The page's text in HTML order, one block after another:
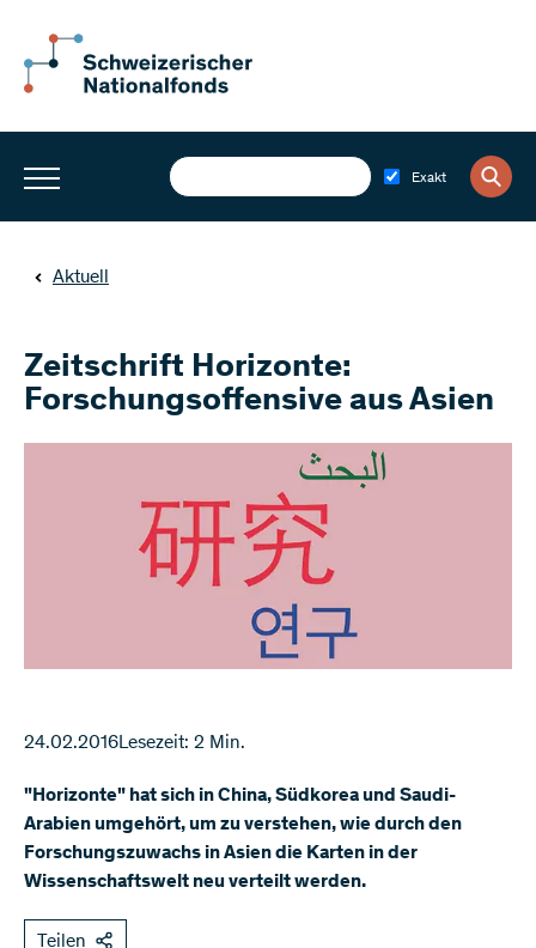
Exakt
Aktuell
Zeitschrift Horizonte:
Forschungsoffensive aus Asien
24.02.2016Lesezeit: 2 Min.
"Horizonte" hat sich in China, Südkorea und Saudi-
Arabien umgehört, um zu verstehen, wie durch den
Forschungszuwachs in Asien die Karten in der
Wissenschaftswelt neu verteilt werden.
Teilen